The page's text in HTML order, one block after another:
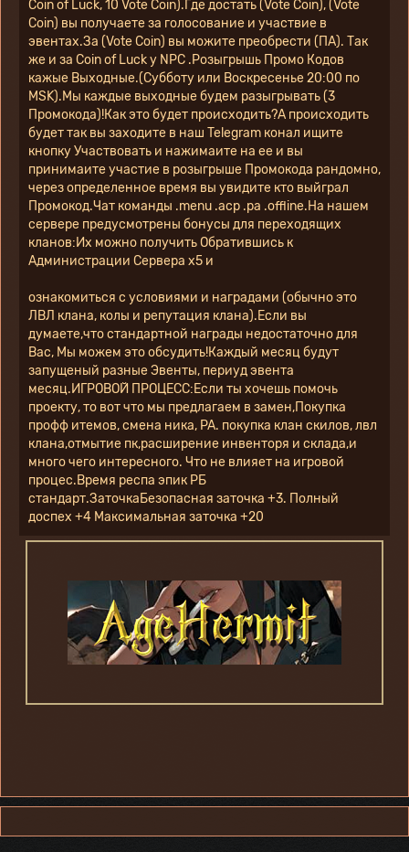
Coin of Luck, 10 Vote Coin).Где достать (Vote Coin), (Vote
Coin) вы получаете за голосование и участвие в
эвентах.За (Vote Coin) вы можите преобрести (ПА). Так
же и за Coin of Luck у NPC .Розыгрышь Промо Кодов
кажые Выходные.(Субботу или Воскресенье 20:00 по
МSK).Мы каждые выходные будем разыгрывать (3
Промокода)!Как это будет происходить?А происходить
будет так вы заходите в наш Telegram конал ищите
кнопку Участвовать и нажимаите на ее и вы
принимаите участие в розыгрыше Промокода рандомно,
через определенное время вы увидите кто выйграл
Промокод.Чат команды .menu .acp .pa .offline.На нашем
сервере предусмотрены бонусы для переходящих
кланов:Их можно получить Обратившись к
Администрации Сервера х5 и
ознакомиться с условиями и наградами (обычно это
ЛВЛ клана, колы и репутация клана).Если вы
думаете,что стандартной награды недостаточно для
Вас, Мы можем это обсудить!Каждый месяц будут
запущеный разные Эвенты, периуд эвента
месяц.ИГРОВОЙ ПРОЦЕСС:Если ты хочешь помочь
проекту, то вот что мы предлагаем в замен,Покупка
профф итемов, смена ника, PA. покупка клан скилов, лвл
клана,отмытие пк,расширение инвенторя и склада,и
много чего интересного. Что не влияет на игровой
процес.Время респа эпик РБ
стандарт.ЗаточкаБезопасная заточка +3. Полный
доспех +4 Максимальная заточка +20